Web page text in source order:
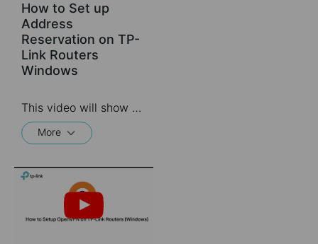
How to Set up
Address
Reservation on TP-
Link Routers
Windows
This video will show you how to set up Address Reservation on TP-Link routers.
More